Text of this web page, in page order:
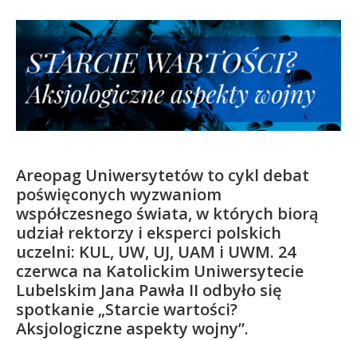
Kandydat
Absolwent
Areopag Uniwersytetów to cykl debat
poświęconych wyzwaniom
współczesnego świata, w których biorą
udział rektorzy i eksperci polskich
uczelni: KUL, UW, UJ, UAM i UWM. 24
czerwca na Katolickim Uniwersytecie
Lubelskim Jana Pawła II odbyło się
spotkanie „Starcie wartości?
Aksjologiczne aspekty wojny”.